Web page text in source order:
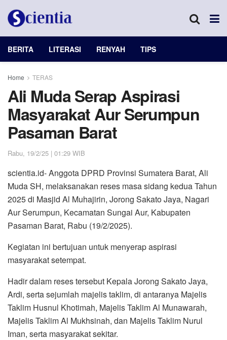
BERITA LITERASI RENYAH TIPS
Home TERAS
Ali Muda Serap Aspirasi
Masyarakat Aur Serumpun
Pasaman Barat
Rabu, 19/2/25 | 01:29 WIB
scientia.id- Anggota DPRD Provinsi Sumatera Barat, Ali
Muda SH, melaksanakan reses masa sidang kedua Tahun
2025 di Masjid Al Muhajirin, Jorong Sakato Jaya, Nagari
Aur Serumpun, Kecamatan Sungai Aur, Kabupaten
Pasaman Barat, Rabu (19/2/2025).
Kegiatan ini bertujuan untuk menyerap aspirasi
masyarakat setempat.
Hadir dalam reses tersebut Kepala Jorong Sakato Jaya,
Ardi, serta sejumlah majelis taklim, di antaranya Majelis
Taklim Husnul Khotimah, Majelis Taklim Al Munawarah,
Majelis Taklim Al Mukhsinah, dan Majelis Taklim Nurul
Iman, serta masyarakat sekitar.